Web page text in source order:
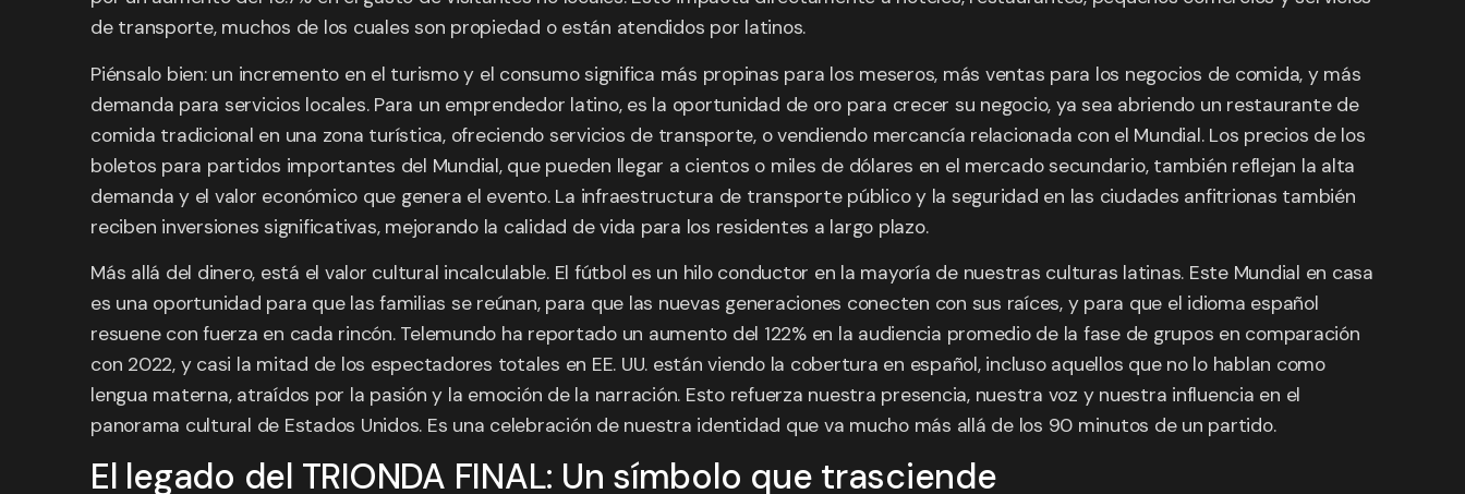
de transporte, muchos de los cuales son propiedad o están atendidos por latinos.
Piénsalo bien: un incremento en el turismo y el consumo significa más propinas para los meseros, más ventas para los negocios de comida, y más
demanda para servicios locales. Para un emprendedor latino, es la oportunidad de oro para crecer su negocio, ya sea abriendo un restaurante de
comida tradicional en una zona turística, ofreciendo servicios de transporte, o vendiendo mercancía relacionada con el Mundial. Los precios de los
boletos para partidos importantes del Mundial, que pueden llegar a cientos o miles de dólares en el mercado secundario, también reflejan la alta
demanda y el valor económico que genera el evento. La infraestructura de transporte público y la seguridad en las ciudades anfitrionas también
reciben inversiones significativas, mejorando la calidad de vida para los residentes a largo plazo.
Más allá del dinero, está el valor cultural incalculable. El fútbol es un hilo conductor en la mayoría de nuestras culturas latinas. Este Mundial en casa
es una oportunidad para que las familias se reúnan, para que las nuevas generaciones conecten con sus raíces, y para que el idioma español
resuene con fuerza en cada rincón. Telemundo ha reportado un aumento del 122% en la audiencia promedio de la fase de grupos en comparación
con 2022, y casi la mitad de los espectadores totales en EE. UU. están viendo la cobertura en español, incluso aquellos que no lo hablan como
lengua materna, atraídos por la pasión y la emoción de la narración. Esto refuerza nuestra presencia, nuestra voz y nuestra influencia en el
panorama cultural de Estados Unidos. Es una celebración de nuestra identidad que va mucho más allá de los 90 minutos de un partido.
El legado del TRIONDA FINAL: Un símbolo que trasciende